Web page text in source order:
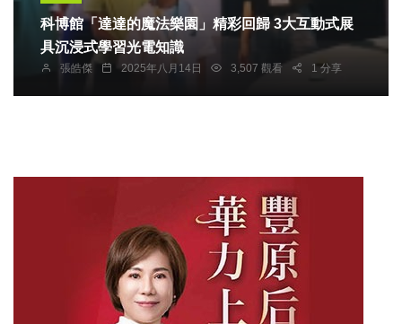
科博館「達達的魔法樂園」精彩回歸 3大互動式展
具沉浸式學習光電知識
張皓傑 2025年八月14日 3,507 觀看 1 分享